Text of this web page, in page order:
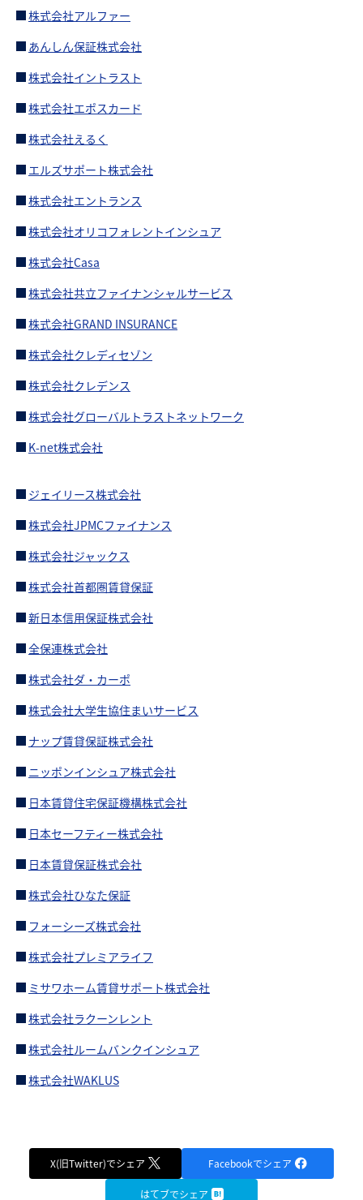
株式会社アルファー
あんしん保証株式会社
株式会社イントラスト
株式会社エポスカード
株式会社えるく
エルズサポート株式会社
株式会社エントランス
株式会社オリコフォレントインシュア
株式会社Casa
株式会社共立ファイナンシャルサービス
株式会社GRAND INSURANCE
株式会社クレディセゾン
株式会社クレデンス
株式会社グローバルトラストネットワーク
K-net株式会社
ジェイリース株式会社
株式会社JPMCファイナンス
株式会社ジャックス
株式会社首都圏賃貸保証
新日本信用保証株式会社
全保連株式会社
株式会社ダ・カーポ
株式会社大学生協住まいサービス
ナップ賃貸保証株式会社
ニッポンインシュア株式会社
日本賃貸住宅保証機構株式会社
日本セーフティー株式会社
日本賃貸保証株式会社
株式会社ひなた保証
フォーシーズ株式会社
株式会社プレミアライフ
ミサワホーム賃貸サポート株式会社
株式会社ラクーンレント
株式会社ルームバンクインシュア
株式会社WAKLUS
X(旧Twitter)でシェア Facebookでシェア
はてブでシェア